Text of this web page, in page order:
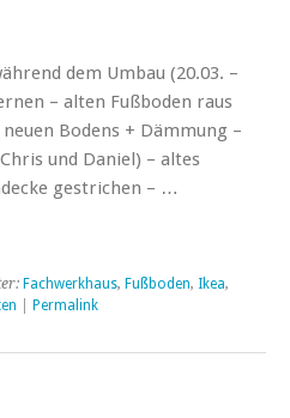
dem Umbau (20.03. –
– alten Fußboden raus
Bodens + Dämmung –
und Daniel) – altes
gestrichen – …
Fachwerkhaus, Fußboden, Ikea,
Permalink